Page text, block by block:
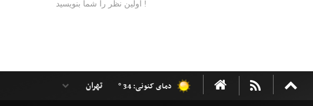
دمای کنونی: 34 °